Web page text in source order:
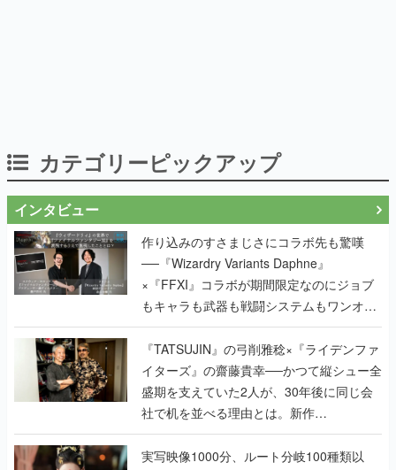
作り込みのすさまじさにコラボ先も驚嘆
──『Wizardry Variants Daphne』
もキャラも武器も戦闘システムもワンオフ
で作り込まれた理由を両ディレクターに聞
く
『TATSUJIN』の弓削雅稔×『ライデンファ
イターズ』の齋藤貴幸──かつて縦シュー全
盛期を支えていた2人が、30年後に同じ会
社で机を並べる理由とは。新作
『TATSUJIN EXTREME』で初タッグを組
んだレジェンド2人に訊く開発秘話
実写映像1000分、ルート分岐100種類以
上。配信開始5日で100万本を売った、中国
発の実写インタラクティブドラマゲーム
『盛世天下：女帝への道II』の、規模が違